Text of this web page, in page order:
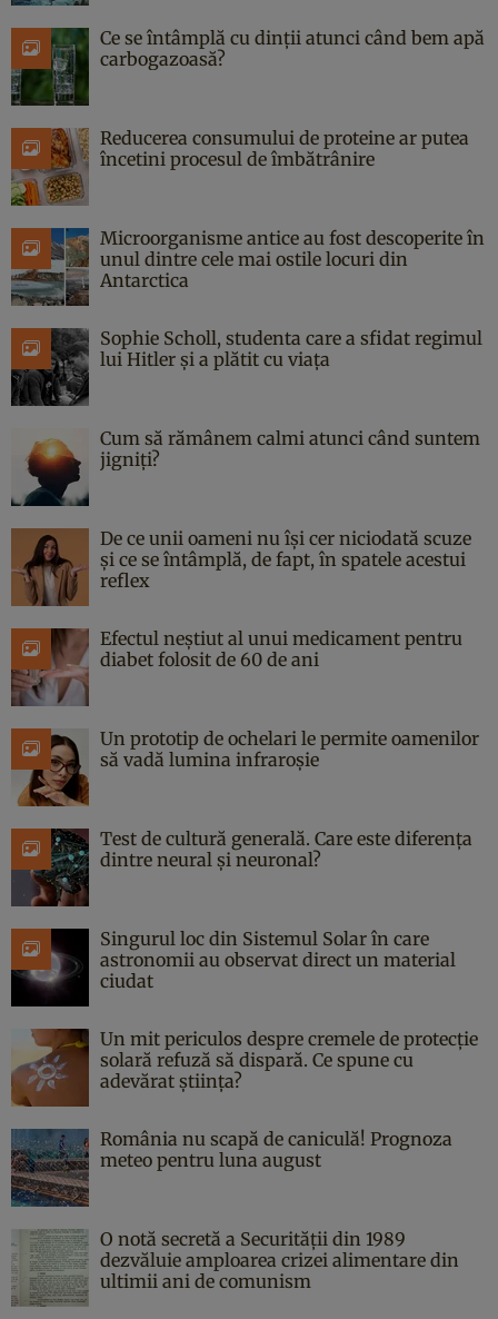
Ce se întâmplă cu dinții atunci când bem apă
carbogazoasă?
Reducerea consumului de proteine ar putea
încetini procesul de îmbătrânire
Microorganisme antice au fost descoperite în
unul dintre cele mai ostile locuri din
Antarctica
Sophie Scholl, studenta care a sfidat regimul
lui Hitler și a plătit cu viața
Cum să rămânem calmi atunci când suntem
jigniți?
De ce unii oameni nu își cer niciodată scuze
și ce se întâmplă, de fapt, în spatele acestui
reflex
Efectul neștiut al unui medicament pentru
diabet folosit de 60 de ani
Un prototip de ochelari le permite oamenilor
să vadă lumina infraroșie
Test de cultură generală. Care este diferența
dintre neural și neuronal?
Singurul loc din Sistemul Solar în care
astronomii au observat direct un material
ciudat
Un mit periculos despre cremele de protecție
solară refuză să dispară. Ce spune cu
adevărat știința?
România nu scapă de caniculă! Prognoza
meteo pentru luna august
O notă secretă a Securității din 1989
dezvăluie amploarea crizei alimentare din
ultimii ani de comunism